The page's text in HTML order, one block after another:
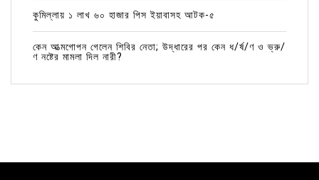
কুমিল্লায় ১ লাখ ৬০ হাজার পিস ইয়াবাসহ আটক-৫
কেন আত্মগোপন গেলেন শিবির নেতা; উদ্ধারের পর কেন ধ/র্ষ/ণ ও ভ্রু/
ণ নষ্টের মামলা দিল নারী?